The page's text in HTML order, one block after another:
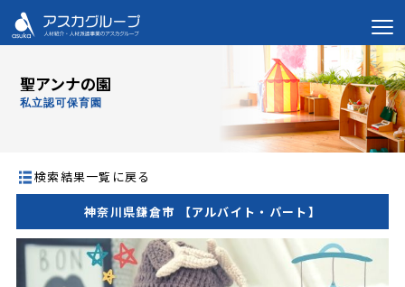
聖アンナの園
私立認可保育園
検索結果一覧に戻る
神奈川県鎌倉市 【アルバイト・パート】